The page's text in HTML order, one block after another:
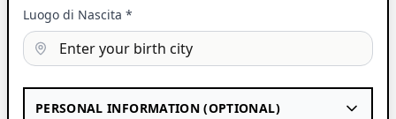
Luogo di Nascita *
PERSONAL INFORMATION (OPTIONAL)